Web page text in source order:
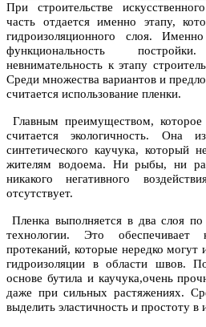
При строительстве
часть отдается именно этапу,
гидроизоляционного слоя.
функциональность
невнимательность к этапу
Среди множества вариантов и
считается использование пленки.
Главным преимуществом,
считается экологичность. Она
синтетического каучука, который
жителям водоема. Ни рыбы, ни
никакого негативного
отсутствует.
Пленка выполняется в два слоя по
технологии. Это
протеканий, которые нередко могут
гидроизоляции в области швов.
основе бутила и каучука,очень
даже при сильных растяжениях.
выделить эластичность и простоту в